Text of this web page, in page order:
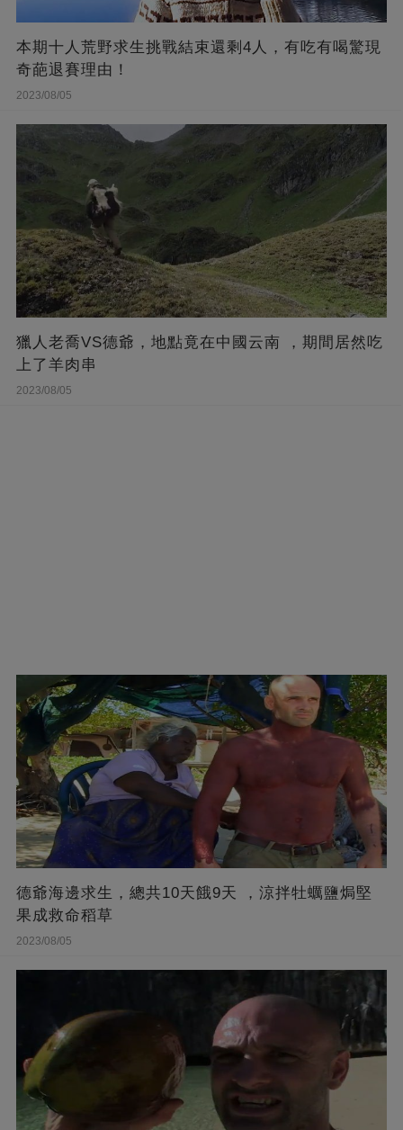
本期十人荒野求生挑戰結束還剩4人，有吃有喝驚現
奇葩退賽理由！
2023/08/05
獵人老喬VS德爺，地點竟在中國云南 ，期間居然吃
上了羊肉串
2023/08/05
德爺海邊求生，總共10天餓9天 ，涼拌牡蠣鹽焗堅
果成救命稻草
2023/08/05